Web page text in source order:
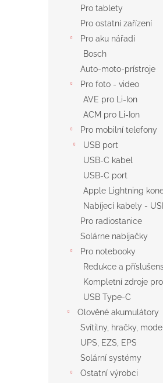
Pro tablety
Pro ostatní zařízení
Pro aku nářadí
Bosch
Auto-moto-prístroje
Pro foto - video
AVE pro Li-Ion
ACM pro Li-Ion
Pro mobilní telefony
USB port
USB-C kabel
USB-C port
Apple Lightning
Nabíjecí kabely -
Pro radiostanice
Solárne nabíjačky
Pro notebooky
Redukce a
Kompletní zdroje
USB Type-C
Olověné akumulátory
Svítilny, hračky,
UPS, EZS, EPS
Solární systémy
Ostatní výrobci